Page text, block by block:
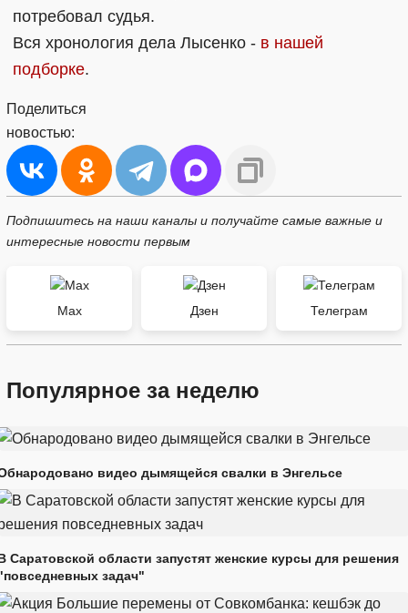
потребовал судья.
Вся хронология дела Лысенко - в нашей
подборке.
Поделиться
новостью:
Подпишитесь на наши каналы и получайте самые важные и
интересные новости первым
Max Дзен Телеграм
Популярное за неделю
видео дымящейся свалки в Энгельсе
Саратовской области запустят женские курсы для решения
задач"